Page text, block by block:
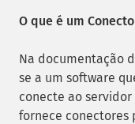
O que é um
Na documentação
se a um software
conecte ao servidor
fornece conectores